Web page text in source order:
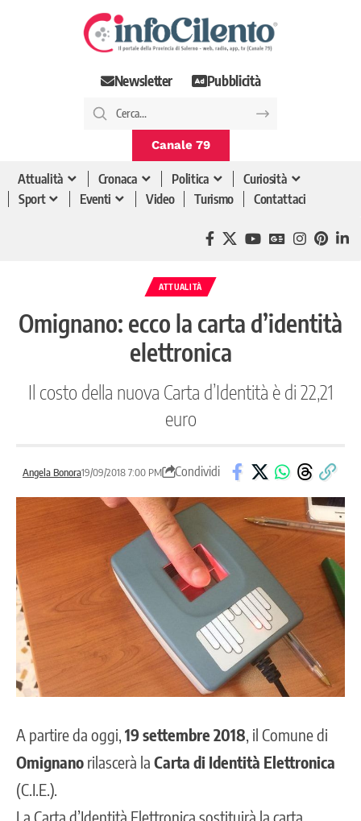
Newsletter Pubblicità
Canale 79
Attualità Cronaca Politica
Curiosità
Sport
Eventi Video Turismo Contattaci
ATTUALITÀ
Omignano: ecco la carta d’identità
elettronica
Il costo della nuova Carta d’Identità è di 22,21
euro
Angela Bonora19/09/2018 7:00 PM Condividi
A partire da oggi, 19 settembre 2018 , il Comune di
Omignano rilascerà la Carta di Identità Elettronica
(C.I.E.).
La Carta d’Identità Elettronica sostituirà la carta